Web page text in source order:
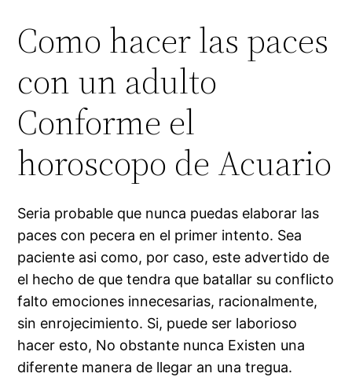
Como hacer las paces
con un adulto
Conforme el
horoscopo de Acuario
Seri­a probable que nunca puedas elaborar las
paces con pecera en el primer intento. Sea
paciente asi­ como, por caso, este advertido de
el hecho de que tendra que batallar su conflicto
falto emociones innecesarias, racionalmente,
sin enrojecimiento. Si, puede ser laborioso
hacer esto, No obstante nunca Existen una
diferente manera de llegar an una tregua.